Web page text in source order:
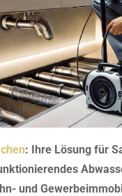
: Ihre Lösung für
und